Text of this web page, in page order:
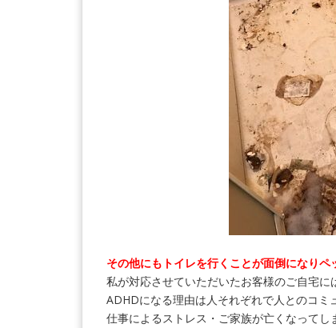
その他にもトイレを行くことが面倒になりペ
私が対応させていただいたお客様のご自宅に
ADHDになる理由は人それぞれで人とのコミ
仕事によるストレス・ご家族が亡くなってし